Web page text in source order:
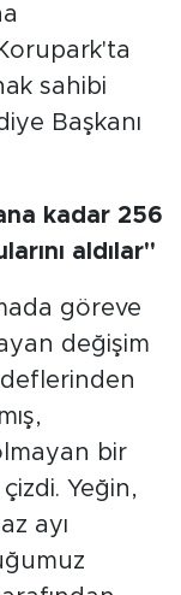
sahibi
Başkanı
kadar 256
aldılar"
göreve
değişim
bir
Yeğin,
ayı